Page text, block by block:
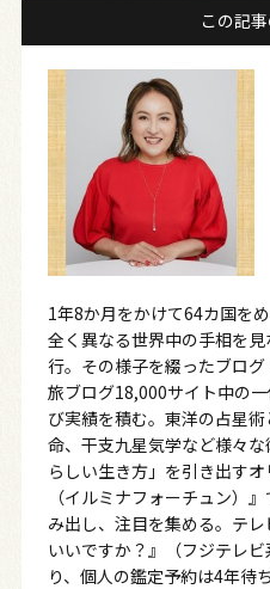
この記
1年8か月をかけて64カ国を
全く異なる世界中の手相を
行。その様子を綴ったブロ
旅ブログ18,000サイト中の
び実績を積む。東洋の占星
命、干支九星気学など様々
らしい生き方」を引き出す
（イルミナフォーチュン）
み出し、注目を集める。テ
いいですか？』（フジテレ
り、個人の鑑定予約は4年待ち